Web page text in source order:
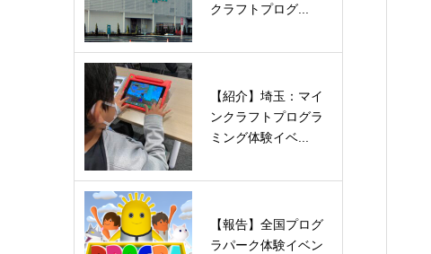
クラフトプログ...
【紹介】埼玉：マイ
ンクラフトプログラ
ミング体験イベ...
【報告】全国プログ
ラパーク体験イベン